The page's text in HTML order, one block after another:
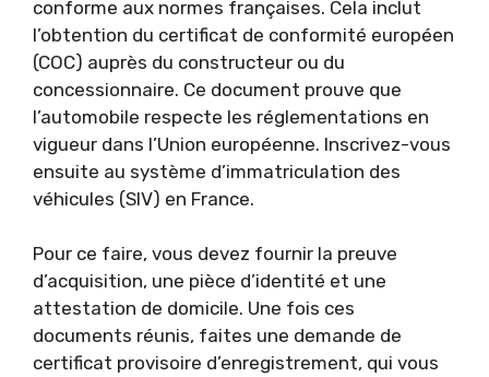
conforme aux normes françaises. Cela inclut
l’obtention du certificat de conformité européen
(COC) auprès du constructeur ou du
concessionnaire. Ce document prouve que
l’automobile respecte les réglementations en
vigueur dans l’Union européenne. Inscrivez-vous
ensuite au système d’immatriculation des
véhicules (SIV) en France.
Pour ce faire, vous devez fournir la preuve
d’acquisition, une pièce d’identité et une
attestation de domicile. Une fois ces
documents réunis, faites une demande de
certificat provisoire d’enregistrement, qui vous